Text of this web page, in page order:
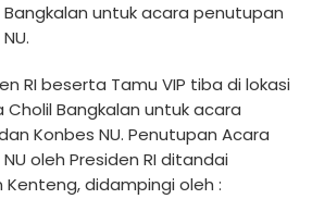
Bangkalan untuk acara penutupan
RI beserta Tamu VIP tiba di lokasi
Cholil Bangkalan untuk acara
Konbes NU. ⁠Penutupan Acara
oleh Presiden RI ditandai
didampingi oleh :